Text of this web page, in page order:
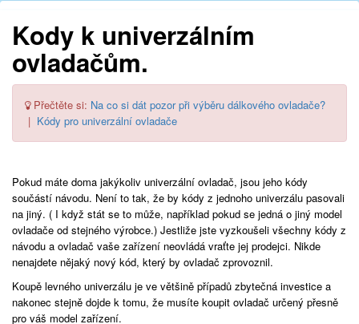
Kody k univerzálním
ovladačům.
Přečtěte si: Na co si dát pozor při výběru dálkového ovladače?
| Kódy pro univerzální ovladače
Pokud máte doma jakýkoliv univerzální ovladač, jsou jeho kódy
součástí návodu. Není to tak, že by kódy z jednoho univerzálu pasovali
na jiný. ( I když stát se to může, například pokud se jedná o jiný model
ovladače od stejného výrobce.) Jestliže jste vyzkoušeli všechny kódy z
návodu a ovladač vaše zařízení neovládá vraťte jej prodejci. Nikde
nenajdete nějaký nový kód, který by ovladač zprovoznil.
Koupě levného univerzálu je ve většině případů zbytečná investice a
nakonec stejně dojde k tomu, že musíte koupit ovladač určený přesně
pro váš model zařízení.